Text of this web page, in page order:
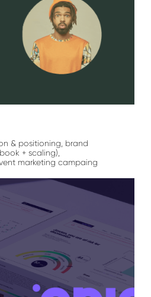
& positioning, brand
+ scaling),
marketing campaing